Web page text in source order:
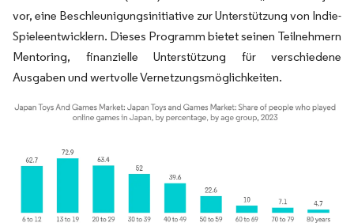
vor, eine Beschleunigungsinitiative zur Unterstützung von Indie-
Spieleentwicklern. Dieses Programm bietet seinen Teilnehmern
Mentoring, finanzielle Unterstützung für verschiedene
Ausgaben und wertvolle Vernetzungsmöglichkeiten.